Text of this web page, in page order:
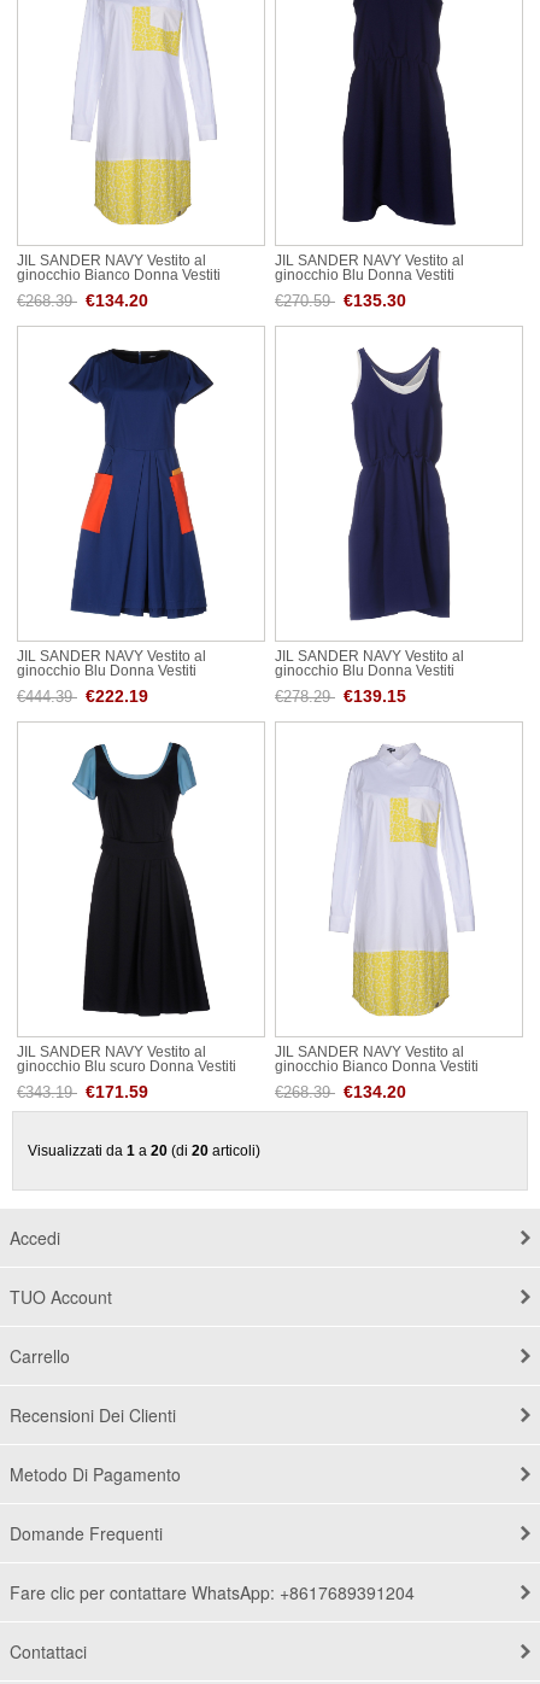
JIL SANDER NAVY Vestito al
ginocchio Bianco Donna Vestiti
€268.39 €134.20
JIL SANDER NAVY Vestito al
ginocchio Blu Donna Vestiti
€270.59 €135.30
JIL SANDER NAVY Vestito al
ginocchio Blu Donna Vestiti
€444.39 €222.19
JIL SANDER NAVY Vestito al
ginocchio Blu Donna Vestiti
€278.29 €139.15
JIL SANDER NAVY Vestito al
ginocchio Blu scuro Donna Vestiti
€343.19 €171.59
JIL SANDER NAVY Vestito al
ginocchio Bianco Donna Vestiti
€268.39 €134.20
Visualizzati da 1 a 20 (di 20 articoli)
Accedi
TUO Account
Carrello
Recensioni Dei Clienti
Metodo Di Pagamento
Domande Frequenti
Fare clic per contattare WhatsApp: +8617689391204
Contattaci